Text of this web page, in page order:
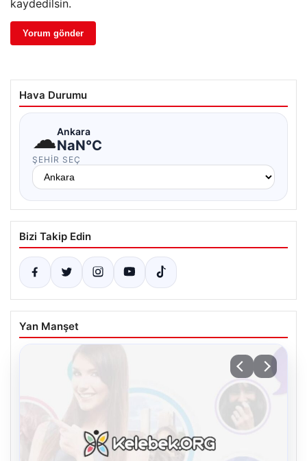
kaydedilsin.
Hava Durumu
☁Ankara
NaN°C
ŞEHIR SEÇ
Bizi Takip Edin
Yan Manşet